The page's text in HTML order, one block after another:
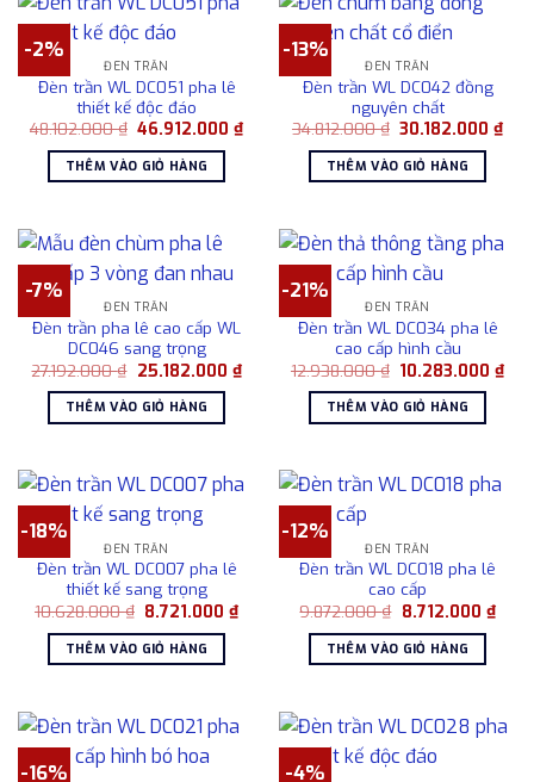
-2%
ĐÈN TRẦN
Đèn trần WL DC051 pha lê
thiết kế độc đáo
48.102.000₫ Giá
là:
48.102.000 ₫.
46.912.000₫Giá
hiện
46.912.000 ₫.
THÊM VÀO GIỎ HÀNG
-13%
ĐÈN TRẦN
Đèn trần WL DC042 đồng
nguyên chất
34.812.000₫ Giá
là:
34.812.000 ₫.
30.182.000₫Giá
hiện
THÊM VÀO GIỎ HÀNG
-7%
ĐÈN TRẦN
Đèn trần pha lê cao cấp WL
DC046 sang trọng
27.192.000₫ Giá
là:
27.192.000 ₫.
25.182.000 ₫Giá
hiện
25.182.000 ₫.
THÊM VÀO GIỎ HÀNG
-21%
ĐÈN TRẦN
Đèn trần WL DC034 pha lê
cao cấp hình cầu
12.938.000₫ Giá
là:
12.938.000 ₫.
10.283.000₫Giá
hiện
THÊM VÀO GIỎ HÀNG
-18%
ĐÈN TRẦN
Đèn trần WL DC007 pha lê
thiết kế sang trọng
10.628.000₫ Giá
là:
10.628.000 ₫.
8.721.000₫Giá
hiện
8.721.000 ₫.
THÊM VÀO GIỎ HÀNG
-12%
ĐÈN TRẦN
Đèn trần WL DC018 pha lê
cao cấp
9.872.000₫ Giá
là:
9.872.000 ₫.
8.712.000 ₫Giá
hiện
THÊM VÀO GIỎ HÀNG
-16% -4%